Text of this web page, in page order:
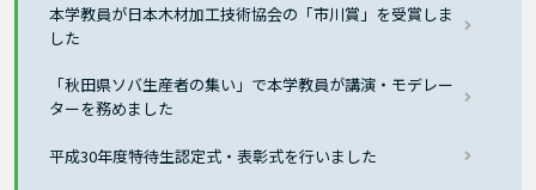
本学教員が日本木材加工技術協会の「市川賞」を受賞しま
した
「秋田県ソバ生産者の集い」で本学教員が講演・モデレー
ターを務めました
平成30年度特待生認定式・表彰式を行いました